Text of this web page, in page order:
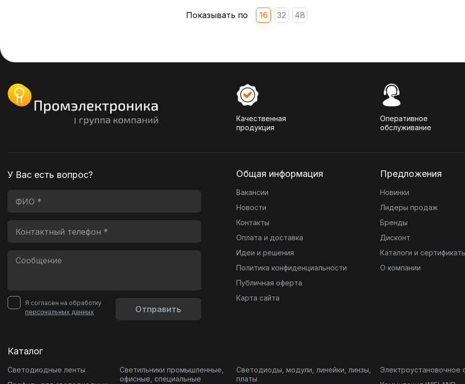
Показывать по 16 32 48
Качественная
продукция
Оперативное
обслуживание
У Вас есть вопрос?
Я согласен на обработку
персональных данных
Отправить
Общая информация
Вакансии
Новости
Контакты
Оплата и доставка
Идеи и решения
Политика конфиденциальности
Публичная оферта
Карта сайта
Предложения
Новинки
Лидеры продаж
Бренды
Дисконт
Каталоги и
О компании
Каталог
Светодиодные ленты
Светильники промышленные,
офисные, специальные
Светодиоды, модули, линейки, линзы,
платы
Электроустановочное